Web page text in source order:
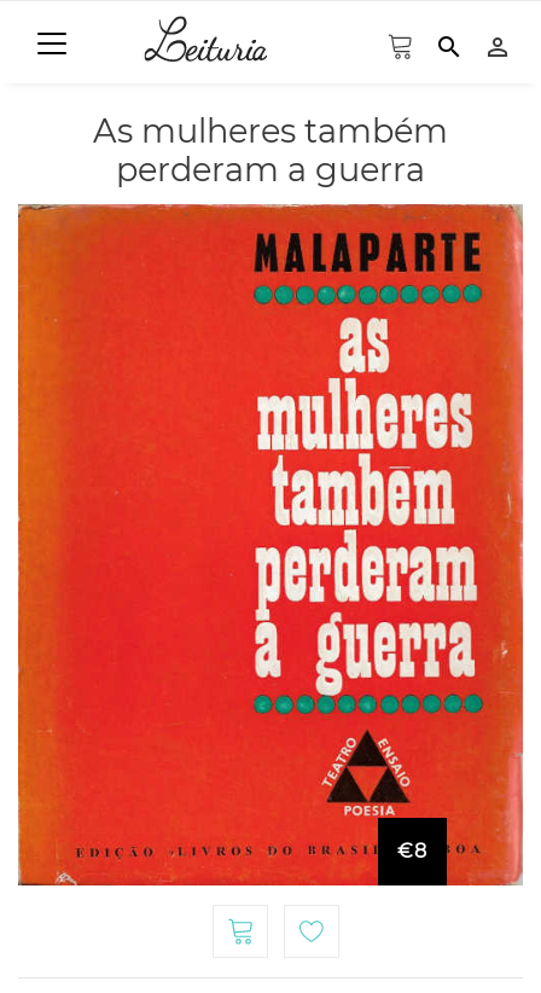
search person_outline
As mulheres também
perderam a guerra
€8